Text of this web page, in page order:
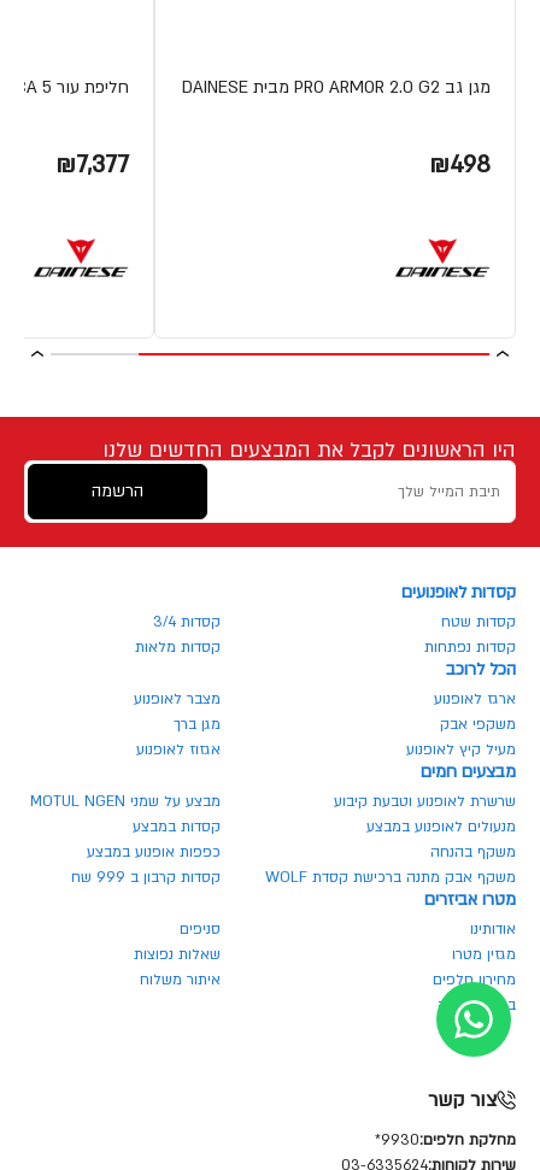
מגן גב PRO ARMOR 2.0 G2 מבית DAINESE
₪498
חליפת עור LAGUNA SECA 5 מבית DAINESE
₪7,377
היו הראשונים לקבל את המבצעים החדשים שלנו
הרשמה
קסדות לאופנועים
קסדות שטח
קסדות 3/4
קסדות נפתחות
קסדות מלאות
הכל לרוכב
ארגז לאופנוע
מצבר לאופנוע
משקפי אבק
מגן ברך
מעיל קיץ לאופנוע
אגזוז לאופנוע
מבצעים חמים
שרשרת לאופנוע וטבעת קיבוע
מבצע על שמני MOTUL NGEN
מנעולים לאופנוע במבצע
קסדות במבצע
משקף בהנחה
כפפות אופנוע במבצע
משקף אבק מתנה ברכישת קסדת WOLF
קסדות קרבון ב 999 שח
מטרו אביזרים
אודותינו
סניפים
מגזין מטרו
שאלות נפוצות
מחירון חלפים
איתור משלוח
ביטול הזמנה
צור קשר
מחלקת חלפים:9930*
שירות לקוחות:03-6335624